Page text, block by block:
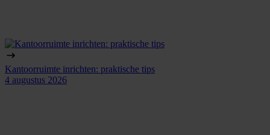
Kantoorruimte inrichten: praktische tips
4 augustus 2026